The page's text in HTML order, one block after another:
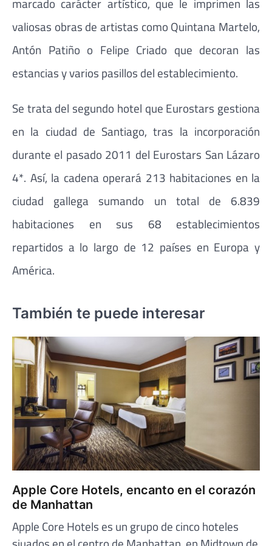
marcado carácter artístico, que le imprimen las
valiosas obras de artistas como Quintana Martelo,
Antón Patiño o Felipe Criado que decoran las
estancias y varios pasillos del establecimiento.
Se trata del segundo hotel que Eurostars gestiona
en la ciudad de Santiago, tras la incorporación
durante el pasado 2011 del Eurostars San Lázaro
4*. Así, la cadena operará 213 habitaciones en la
ciudad gallega sumando un total de 6.839
habitaciones en sus 68 establecimientos
repartidos a lo largo de 12 países en Europa y
América.
También te puede interesar
Apple Core Hotels, encanto en el corazón
de Manhattan
Apple Core Hotels es un grupo de cinco hoteles